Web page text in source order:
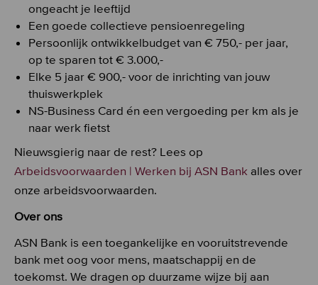
ongeacht je leeftijd
Een goede collectieve pensioenregeling
Persoonlijk ontwikkelbudget van € 750,- per jaar,
op te sparen tot € 3.000,-
Elke 5 jaar € 900,- voor de inrichting van jouw
thuiswerkplek
NS-Business Card én een vergoeding per km als je
naar werk fietst
Nieuwsgierig naar de rest? Lees op
Arbeidsvoorwaarden | Werken bij ASN Bank alles over
onze arbeidsvoorwaarden.
Over ons
ASN Bank is een toegankelijke en vooruitstrevende
bank met oog voor mens, maatschappij en de
toekomst. We dragen op duurzame wijze bij aan